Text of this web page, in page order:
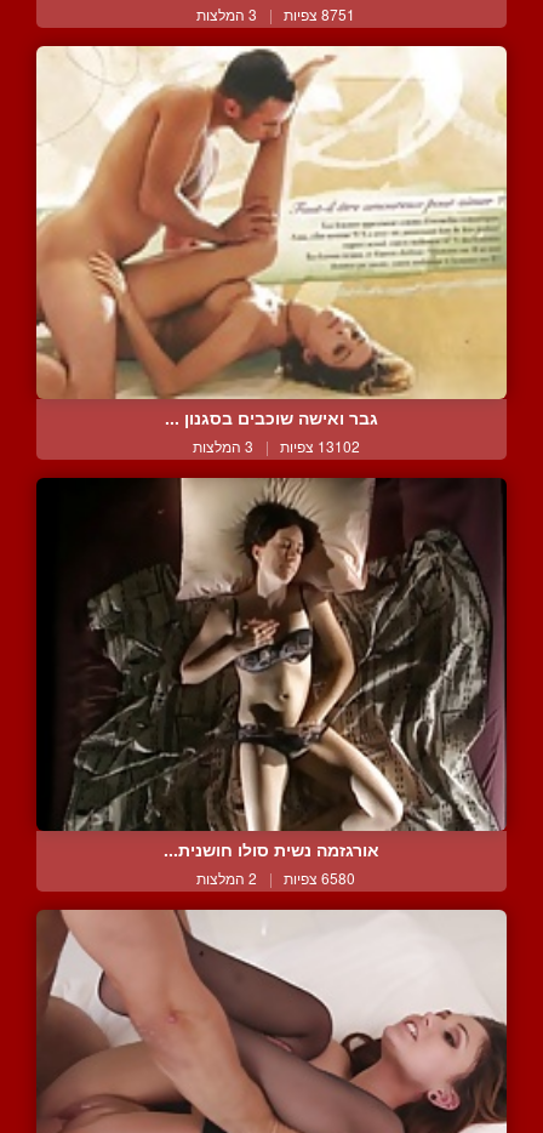
8751 צפיות | 3 המלצות
גבר ואישה שוכבים בסגנון ...
13102 צפיות | 3 המלצות
אורגזמה נשית סולו חושנית...
6580 צפיות | 2 המלצות